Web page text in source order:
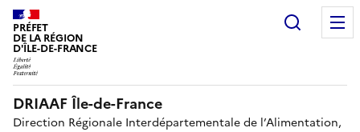
PRÉFET
DE LA RÉGION
D'ÎLE-DE-FRANCE
DRIAAF Île-de-France
Direction Régionale Interdépartementale de l’Alimentation,